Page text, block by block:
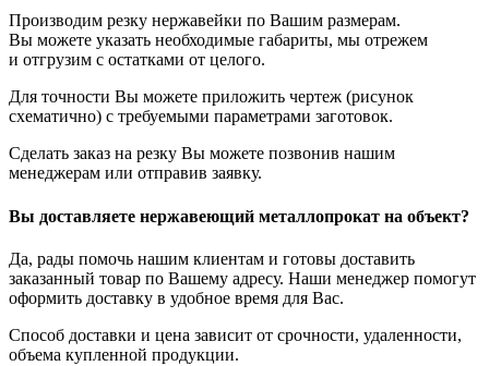
Производим резку нержавейки по Вашим размерам.
Вы можете указать необходимые габариты, мы отрежем
и отгрузим с остатками от целого.
Для точности Вы можете приложить чертеж (рисунок
схематично) с требуемыми параметрами заготовок.
Сделать заказ на резку Вы можете позвонив нашим
менеджерам или отправив заявку.
Вы доставляете нержавеющий металлопрокат на объект?
Да, рады помочь нашим клиентам и готовы доставить
заказанный товар по Вашему адресу. Наши менеджер помогут
оформить доставку в удобное время для Вас.
Способ доставки и цена зависит от срочности, удаленности,
объема купленной продукции.